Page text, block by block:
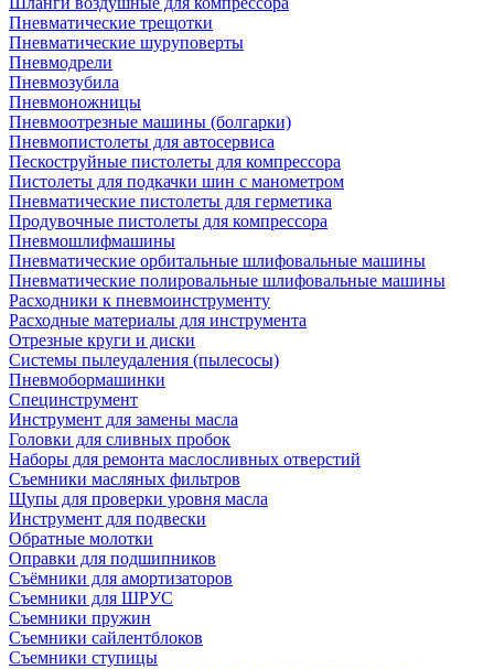
Пневматические трещотки
Пневматические шуруповерты
Пневмодрели
Пневмозубила
Пневмоножницы
Пневмоотрезные машины (болгарки)
Пневмопистолеты для автосервиса
Пескоструйные пистолеты для компрессора
Пистолеты для подкачки шин с манометром
Пневматические пистолеты для герметика
Продувочные пистолеты для компрессора
Пневмошлифмашины
Пневматические орбитальные шлифовальные машины
Пневматические полировальные шлифовальные машины
Расходники к пневмоинструменту
Расходные материалы для инструмента
Отрезные круги и диски
Системы пылеудаления (пылесосы)
Пневмобормашинки
Специнструмент
Инструмент для замены масла
Головки для сливных пробок
Наборы для ремонта маслосливных отверстий
Съемники масляных фильтров
Щупы для проверки уровня масла
Инструмент для подвески
Обратные молотки
Оправки для подшипников
Съёмники для амортизаторов
Съемники для ШРУС
Съемники пружин
Съемники сайлентблоков
Съемники ступицы